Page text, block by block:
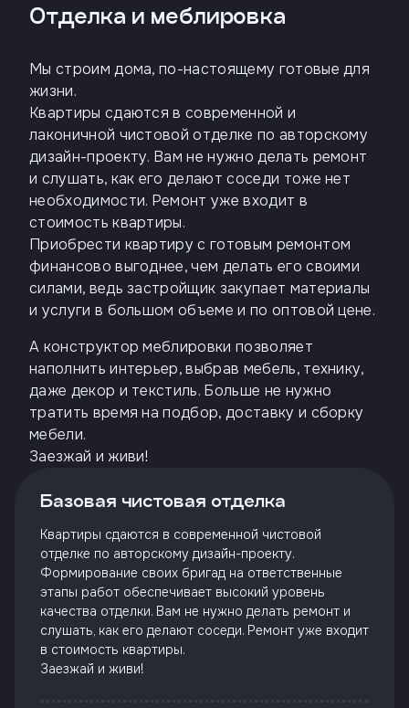
Отделка и меблировка
Мы строим дома, по-настоящему готовые для
жизни.
Квартиры сдаются в современной и
лаконичной чистовой отделке по авторскому
дизайн-проекту. Вам не нужно делать ремонт
и слушать, как его делают соседи тоже нет
необходимости. Ремонт уже входит в
стоимость квартиры.
Приобрести квартиру с готовым ремонтом
финансово выгоднее, чем делать его своими
силами, ведь застройщик закупает материалы
и услуги в большом объеме и по оптовой цене.
А конструктор меблировки позволяет
наполнить интерьер, выбрав мебель, технику,
даже декор и текстиль. Больше не нужно
тратить время на подбор, доставку и сборку
мебели.
Заезжай и живи!
Базовая чистовая отделка
Квартиры сдаются в современной чистовой
отделке по авторскому дизайн-проекту.
Формирование своих бригад на ответственные
этапы работ обеспечивает высокий уровень
качества отделки. Вам не нужно делать ремонт и
слушать, как его делают соседи. Ремонт уже входит
в стоимость квартиры.
Заезжай и живи!